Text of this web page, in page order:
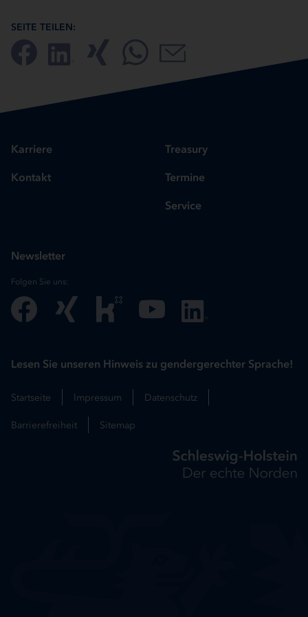
SEITE TEILEN:
Karriere
Kontakt
Treasury
Termine
Service
Newsletter
Folgen Sie uns:
Lesen Sie unseren Hinweis zu gendergerechter Sprache!
Startseite Impressum Datenschutz
Barrierefreiheit Sitemap